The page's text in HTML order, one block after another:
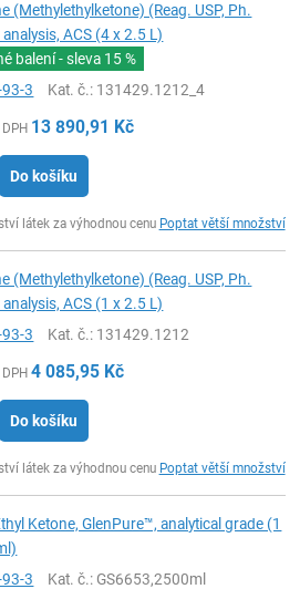
(Methylethylketone) (Reag. USP, Ph.
ACS (4 x 2.5 L)
balení - sleva 15 %
3 Kat. č.: 131429.1212_4
13 890,91 Kč
Do košíku
látek za výhodnou cenu Poptat větší množství
(Methylethylketone) (Reag. USP, Ph.
ACS (1 x 2.5 L)
3 Kat. č.: 131429.1212
4 085,95 Kč
Do košíku
látek za výhodnou cenu Poptat větší množství
Ketone, GlenPure™, analytical grade (1
3 Kat. č.: GS6653,2500ml